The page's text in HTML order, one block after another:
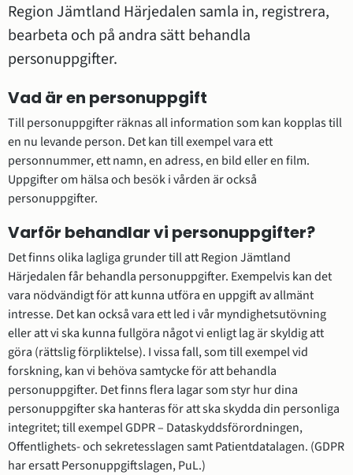
Region Jämtland Härjedalen samla in, registrera,
bearbeta och på andra sätt behandla
personuppgifter.
Vad är en personuppgift
Till personuppgifter räknas all information som kan kopplas till
en nu levande person. Det kan till exempel vara ett
personnummer, ett namn, en adress, en bild eller en film.
Uppgifter om hälsa och besök i vården är också
personuppgifter.
Varför behandlar vi personuppgifter?
Det finns olika lagliga grunder till att Region Jämtland
Härjedalen får behandla personuppgifter. Exempelvis kan det
vara nödvändigt för att kunna utföra en uppgift av allmänt
intresse. Det kan också vara ett led i vår myndighetsutövning
eller att vi ska kunna fullgöra något vi enligt lag är skyldig att
göra (rättslig förpliktelse). I vissa fall, som till exempel vid
forskning, kan vi behöva samtycke för att behandla
personuppgifter. Det finns flera lagar som styr hur dina
personuppgifter ska hanteras för att ska skydda din personliga
integritet; till exempel GDPR – Dataskyddsförordningen,
Offentlighets- och sekretesslagen samt Patientdatalagen. (GDPR
har ersatt Personuppgiftslagen, PuL.)